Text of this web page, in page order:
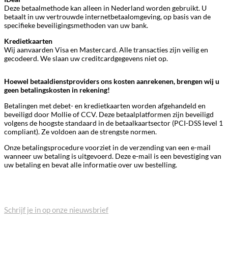
Deze betaalmethode kan alleen in Nederland worden gebruikt. U
betaalt in uw vertrouwde internetbetaalomgeving, op basis van de
specifieke beveiligingsmethoden van uw bank.
Kredietkaarten
Wij aanvaarden Visa en Mastercard. Alle transacties zijn veilig en
gecodeerd. We slaan uw creditcardgegevens niet op.
Hoewel betaaldienstproviders ons kosten aanrekenen, brengen wij u
geen betalingskosten in rekening!
Betalingen met debet- en kredietkaarten worden afgehandeld en
beveiligd door Mollie of CCV. Deze betaalplatformen zijn beveiligd
volgens de hoogste standaard in de betaalkaartsector (PCI-DSS level 1
compliant). Ze voldoen aan de strengste normen.
Onze betalingsprocedure voorziet in de verzending van een e-mail
wanneer uw betaling is uitgevoerd. Deze e-mail is een bevestiging van
uw betaling en bevat alle informatie over uw bestelling.
Schrijf je in op onze nieuwsbrief